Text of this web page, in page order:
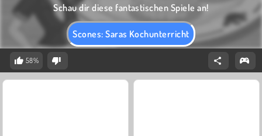
Scones: Saras Kochunterricht
Schau dir diese fantastischen Spiele an!
58%